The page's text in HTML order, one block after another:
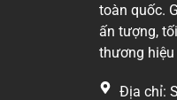
toàn quốc.
ấn tượng,
thương
Địa chỉ: